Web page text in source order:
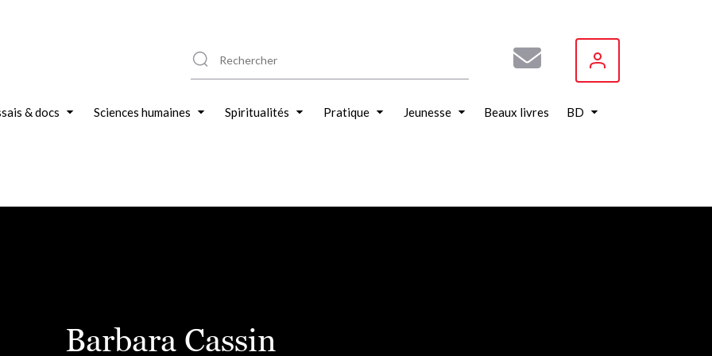
& docs Sciences humaines Spiritualités Pratique Jeunesse Beaux livres BD
Barbara Cassin